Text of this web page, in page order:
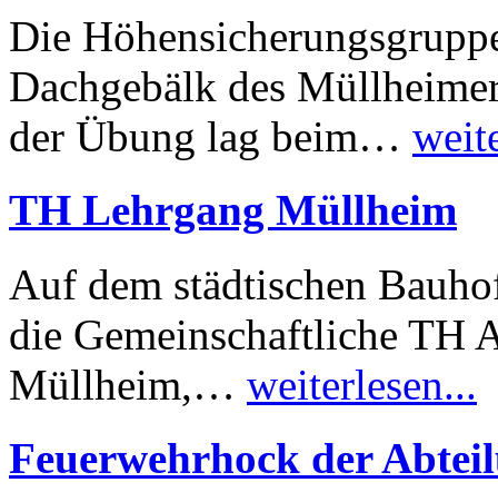
Die
Dachgebälk des
der Übung lag beim…
TH Lehrgang Müllheim
Auf dem städtischen
die Gemeinschaftliche TH
Müllheim,… weiterlesen...
Feuerwehrhock der